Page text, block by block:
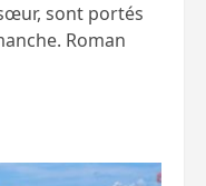
sont portés
Roman